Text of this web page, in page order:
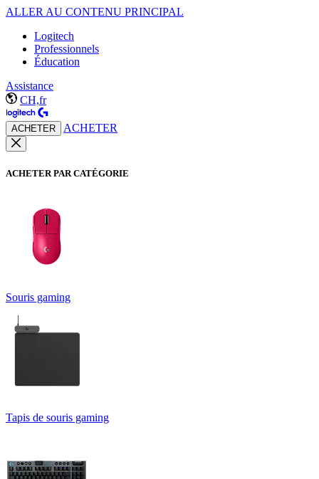
ALLER AU CONTENU PRINCIPAL
Logitech
Professionnels
Éducation
Assistance
CH,fr
ACHETER ACHETER
ACHETER PAR CATÉGORIE
Souris gaming
Tapis de souris gaming